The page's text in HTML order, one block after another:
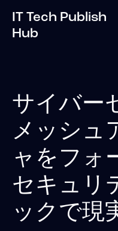
IT Tech Publish
Hub
サイバー
メッシュ
ャをフォ
セキュリ
ックで現